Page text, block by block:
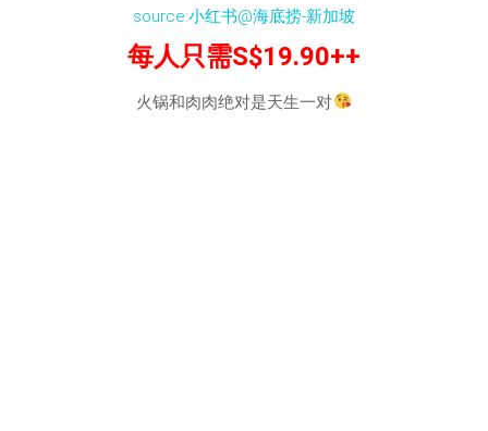
source:小红书@海底捞-新加坡
每人只需S$19.90++
火锅和肉肉绝对是天生一对